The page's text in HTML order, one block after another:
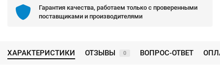
Гарантия качества, работаем только с проверенными
поставщиками и производителями
ХАРАКТЕРИСТИКИ ОТЗЫВЫ 0 ВОПРОС-ОТВЕТ